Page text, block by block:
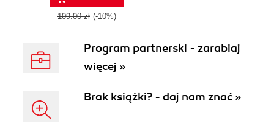
pass on the first
attempt
109.00 zł (-10%)
Program partnerski - zarabiaj
więcej »
Brak książki? - daj nam znać »